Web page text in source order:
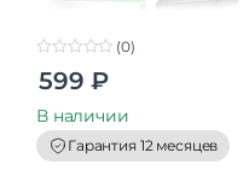
o
t
o
f
5
(0)
599 ₽
В наличии
Гарантия 12 месяцев